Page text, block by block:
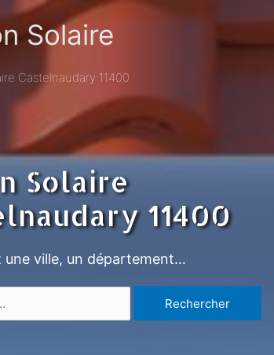
Solaire
Castelnaudary 11400
Solaire
11400
une ville, un département…